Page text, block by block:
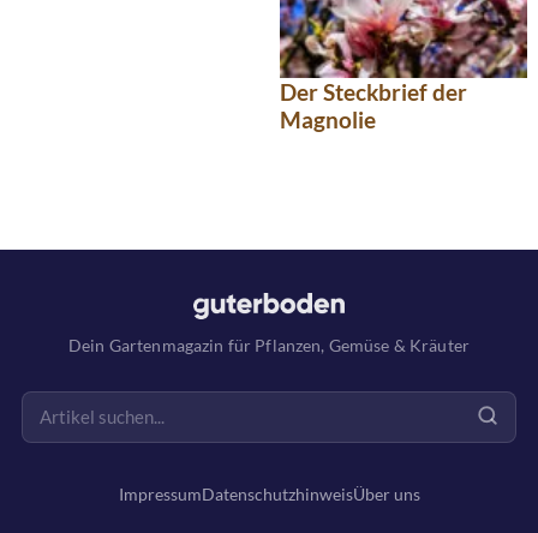
Der Steckbrief der
Magnolie
Dein Gartenmagazin für Pflanzen, Gemüse & Kräuter
ImpressumDatenschutzhinweisÜber uns